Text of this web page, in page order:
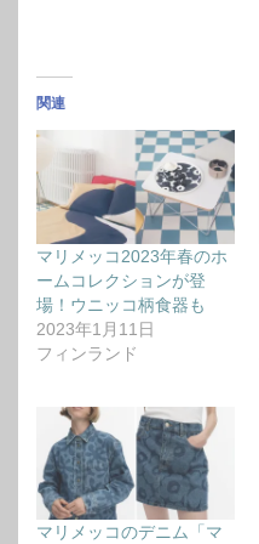
関連
マリメッコ2023年春のホ
ームコレクションが登
場！ウニッコ柄食器も
2023年1月11日
フィンランド
マリメッコのデニム「マ